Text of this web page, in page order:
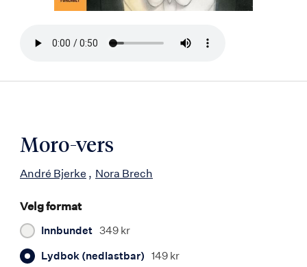
Bla
Moro-vers
André Bjerke Nora Brech
Velg format
Innbundet 349 kr
Lydbok (nedlastbar) 149 kr